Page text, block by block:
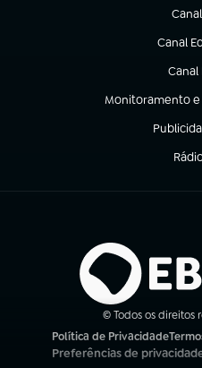
(abre
Canal
(abre
Canal
(abre
Monitoramento e
(abre em nova
(abre em
© Todos os direitos
Política de Privacidade
(abre em nova aba) (abre
Preferências de